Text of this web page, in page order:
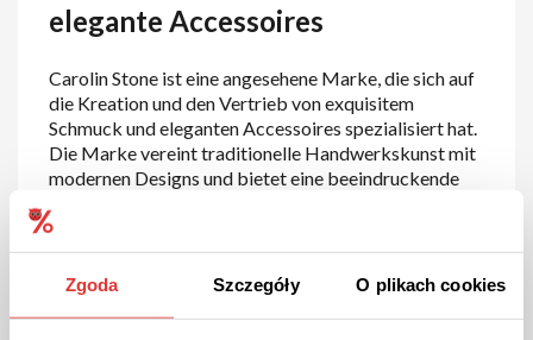
Zgoda Szczegóły O plikach cookies
elegante Accessoires
Carolin Stone ist eine angesehene Marke, die sich auf
die Kreation und den Vertrieb von exquisitem
Schmuck und eleganten Accessoires spezialisiert hat.
Die Marke vereint traditionelle Handwerkskunst mit
modernen Designs und bietet eine beeindruckende
auch stilvoll sind. Ob Sie auf der Suche nach einem
besonderen Geschenk oder einem neuen
Lieblingsstück für Ihre Sammlung sind – bei Carolin
Stone finden Sie hochwertigen Schmuck, der Ihre
Persönlichkeit unterstreicht.